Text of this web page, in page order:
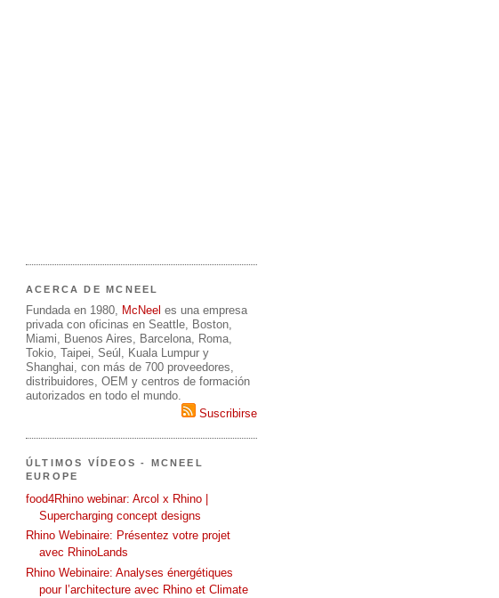
ACERCA DE MCNEEL
Fundada en 1980, McNeel es una empresa
privada con oficinas en Seattle, Boston,
Miami, Buenos Aires, Barcelona, Roma,
Tokio, Taipei, Seúl, Kuala Lumpur y
Shanghai, con más de 700 proveedores,
distribuidores, OEM y centros de formación
autorizados en todo el mundo.
Suscribirse
ÚLTIMOS VÍDEOS - MCNEEL
EUROPE
food4Rhino webinar: Arcol x Rhino |
Supercharging concept designs
Rhino Webinaire: Présentez votre projet
avec RhinoLands
Rhino Webinaire: Analyses énergétiques
pour l’architecture avec Rhino et Climate